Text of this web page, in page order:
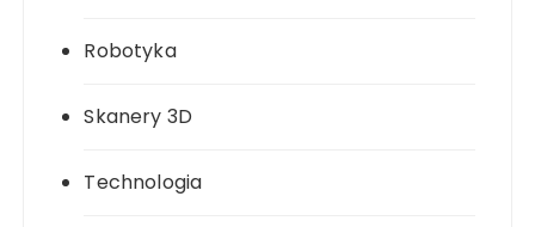
Robotyka
Skanery 3D
Technologia